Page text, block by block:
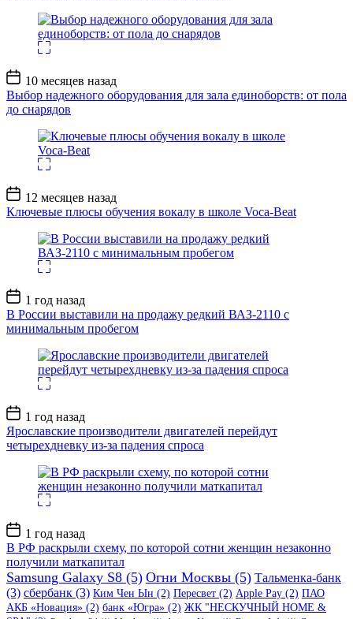
Дата
записи
10 месяцев назад
Выбор надежного оборудования для зала единоборств: от пола
до снарядов
Дата
записи
12 месяцев назад
Ключевые плюсы обучения вокалу в школе Voca-Beat
Дата
записи
1 год назад
В России выставили на продажу редкий ВАЗ-2110 с
минимальным пробегом
Дата
записи
1 год назад
Ярославские производители двигателей перейдут
четырехдневку из-за падения спроса
Дата
записи
1 год назад
В РФ раскрыли схему, по которой сотни женщин незаконно
получили маткапитал
Samsung Galaxy S8 (5) Огни Москвы (5) Тальменка-банк
(3) сбербанк (3) Ким Чен Ын (2) Пересвет (2) Apple Pay (2) ПАО
АКБ «Новация» (2) банк «Югра» (2) ЖК "НЕСКУЧНЫЙ HOME &